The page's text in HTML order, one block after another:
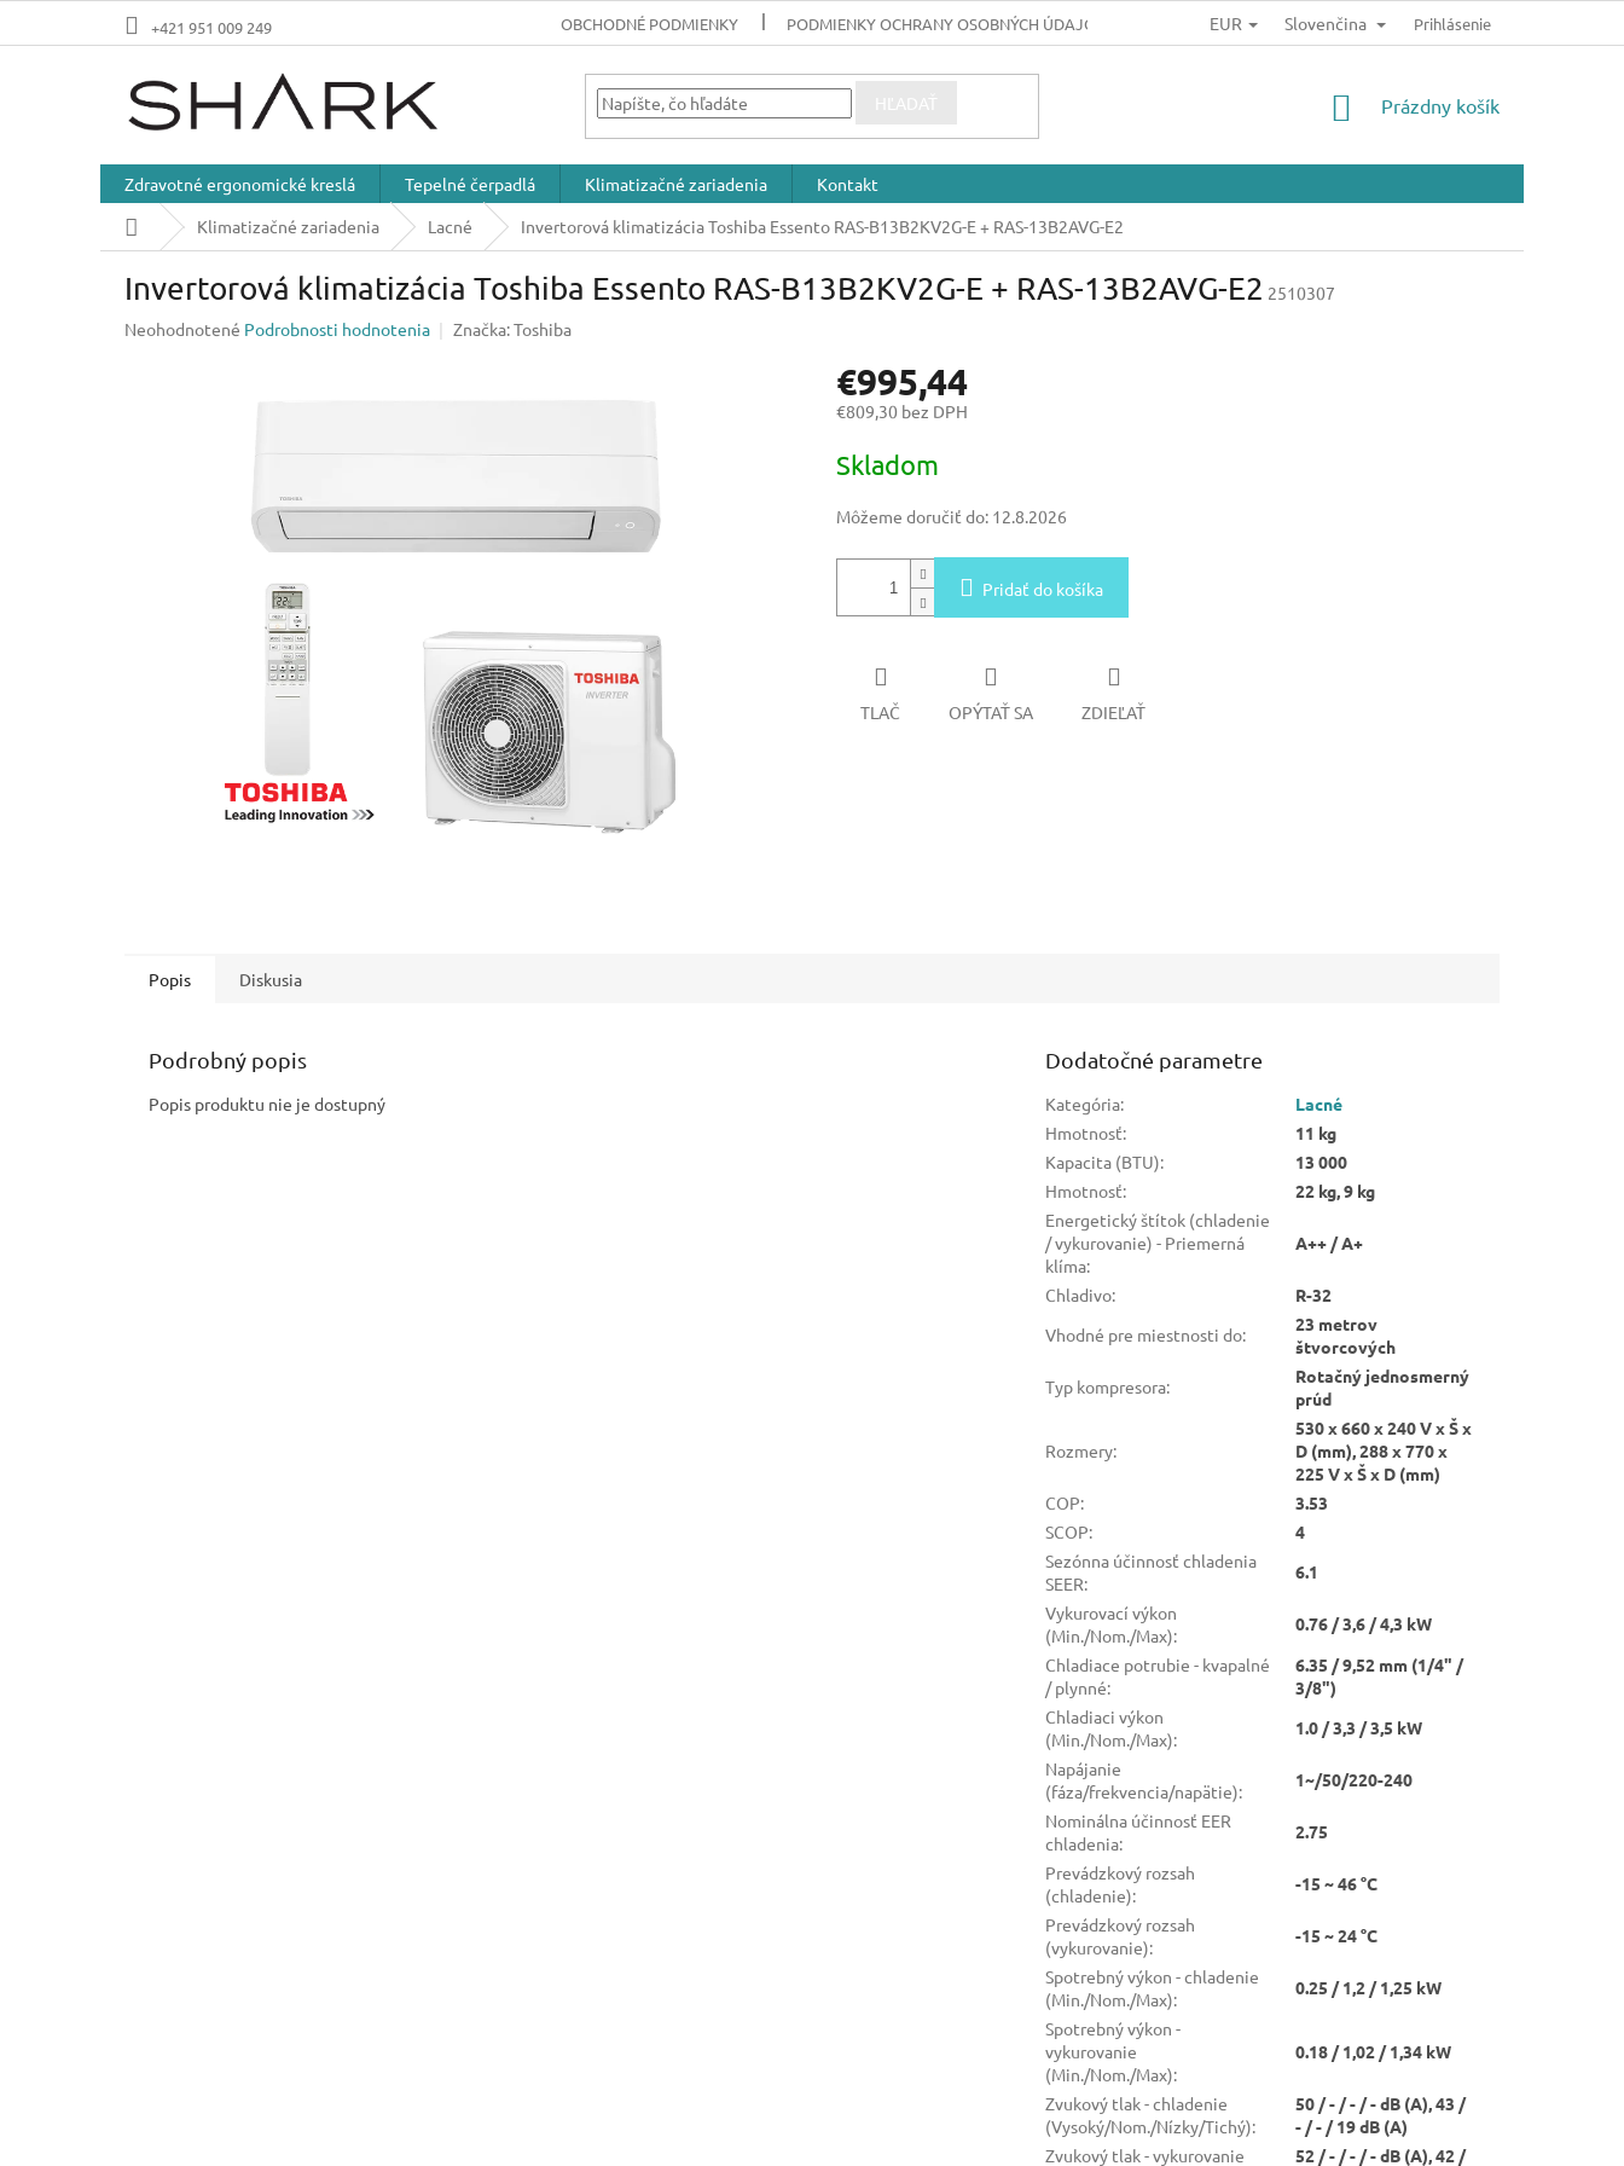
+421 951 009 249 OBCHODNÉ PODMIENKY PODMIENKY OCHRANY OSOBNÝCH ÚDAJOV EUR Slovenčina Prihlásenie
NÁKUPNÝ
Prázdny košík
Zdravotné ergonomické kreslá Tepelné čerpadlá Klimatizačné zariadenia
Kontakt
DomovKlimatizačné zariadenia Lacné Invertorová klimatizácia Toshiba Essento RAS-B13B2KV2G-E + RAS-13B2AVG-E2
Invertorová klimatizácia Toshiba Essento RAS-B13B2KV2G-E + RAS-13B2AVG-E2 2510307
Priemerné
Neohodnotené Podrobnosti hodnotenia Značka:Toshiba
€995,44
€809,30 bez DPH
cena:
Skladom
Môžeme doručiť do: 12.8.2026
Pridať do košíka
TLAČ OPÝTAŤ SA ZDIEĽAŤ
Popis Diskusia
Podrobný popis
Popis produktu nie je dostupný
Dodatočné parametre
Kategória:
Lacné
Hmotnosť:
11 kg
Kapacita (BTU):
13 000
Hmotnosť:
22 kg, 9 kg
Energetický štítok (chladenie
/ vykurovanie) - Priemerná
klíma:
A++ / A+
Chladivo:
R-32
Vhodné pre miestnosti do:
23 metrov
štvorcových
Typ kompresora:
Rotačný jednosmerný
prúd
Rozmery:
530 x 660 x 240 V x Š x
D (mm), 288 x 770 x
225 V x Š x D (mm)
COP:
3.53
SCOP:
4
Sezónna účinnosť chladenia
SEER:
6.1
Vykurovací výkon
(Min./Nom./Max):
0.76 / 3,6 / 4,3 kW
Chladiace potrubie - kvapalné
/ plynné:
6.35 / 9,52 mm (1/4" /
3/8")
Chladiaci výkon
(Min./Nom./Max):
1.0 / 3,3 / 3,5 kW
Napájanie
(fáza/frekvencia/napätie):
1~/50/220-240
Nominálna účinnosť EER
chladenia:
2.75
Prevádzkový rozsah
(chladenie):
-15 ~ 46 °C
Prevádzkový rozsah
(vykurovanie):
-15 ~ 24 °C
Spotrebný výkon - chladenie
(Min./Nom./Max):
0.25 / 1,2 / 1,25 kW
Spotrebný výkon -
vykurovanie
(Min./Nom./Max):
0.18 / 1,02 / 1,34 kW
Zvukový tlak - chladenie
(Vysoký/Nom./Nízky/Tichý):
50 / - / - / - dB (A), 43 /
- / - / 19 dB (A)
Zvukový tlak - vykurovanie
52 / - / - / - dB (A), 42 /